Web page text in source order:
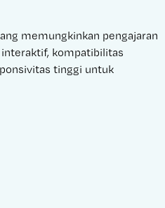
memungkinkan pengajaran
kompatibilitas
tinggi untuk